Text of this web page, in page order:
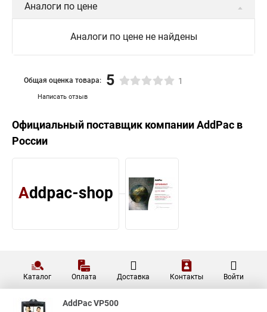
Аналоги по цене
Аналоги по цене не найдены
Написать отзыв
Общая оценка товара: 5 1
Официальный поставщик компанииAddPac в
России
Каталог Оплата Доставка Контакты Войти
AddPac VP500